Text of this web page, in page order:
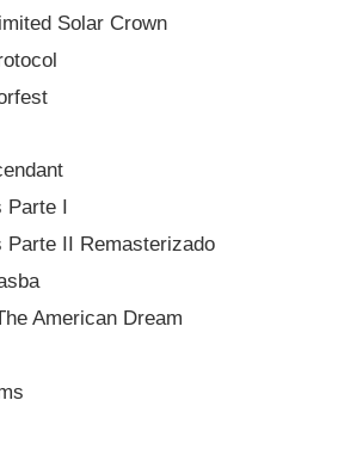
Solar Crown
I
Parte II Remasterizado
American Dream